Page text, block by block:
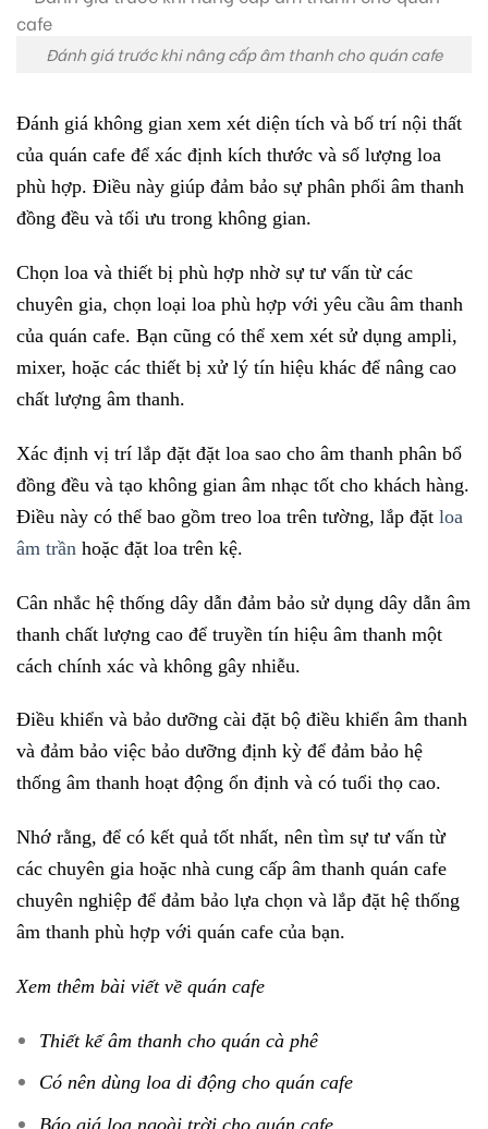
Đánh giá trước khi nâng cấp âm thanh cho quán cafe
Đánh giá không gian xem xét diện tích và bố trí nội thất
của quán cafe để xác định kích thước và số lượng loa
phù hợp. Điều này giúp đảm bảo sự phân phối âm thanh
đồng đều và tối ưu trong không gian.
Chọn loa và thiết bị phù hợp nhờ sự tư vấn từ các
chuyên gia, chọn loại loa phù hợp với yêu cầu âm thanh
của quán cafe. Bạn cũng có thể xem xét sử dụng ampli,
mixer, hoặc các thiết bị xử lý tín hiệu khác để nâng cao
chất lượng âm thanh.
Xác định vị trí lắp đặt đặt loa sao cho âm thanh phân bổ
đồng đều và tạo không gian âm nhạc tốt cho khách hàng.
Điều này có thể bao gồm treo loa trên tường, lắp đặt loa
âm trần hoặc đặt loa trên kệ.
Cân nhắc hệ thống dây dẫn đảm bảo sử dụng dây dẫn âm
thanh chất lượng cao để truyền tín hiệu âm thanh một
cách chính xác và không gây nhiễu.
Điều khiển và bảo dưỡng cài đặt bộ điều khiển âm thanh
và đảm bảo việc bảo dưỡng định kỳ để đảm bảo hệ
thống âm thanh hoạt động ổn định và có tuổi thọ cao.
Nhớ rằng, để có kết quả tốt nhất, nên tìm sự tư vấn từ
các chuyên gia hoặc nhà cung cấp âm thanh quán cafe
chuyên nghiệp để đảm bảo lựa chọn và lắp đặt hệ thống
âm thanh phù hợp với quán cafe của bạn.
Xem thêm bài viết về quán cafe
Thiết kế âm thanh cho quán cà phê
Có nên dùng loa di động cho quán cafe
Báo giá loa ngoài trời cho quán cafe